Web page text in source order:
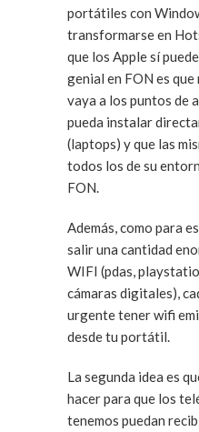
portátiles con
transformarse en
que los Apple sí pueden. Lo que nos
genial en FON es
vaya a los puntos de
pueda instalar
(laptops) y que las
todos los de su
FON.
Además, como para
salir una cantidad
WIFI (pdas,
cámaras digitales),
urgente tener wifi
desde tu portátil.
La segunda idea es
hacer para que los
tenemos puedan